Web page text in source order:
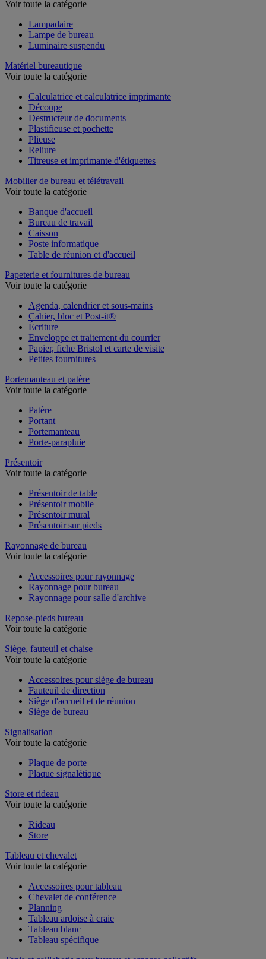
Voir toute la catégorie
Lampadaire
Lampe de bureau
Luminaire suspendu
Matériel bureautique
Voir toute la catégorie
Calculatrice et calculatrice imprimante
Découpe
Destructeur de documents
Plastifieuse et pochette
Plieuse
Reliure
Titreuse et imprimante d'étiquettes
Mobilier de bureau et télétravail
Voir toute la catégorie
Banque d'accueil
Bureau de travail
Caisson
Poste informatique
Table de réunion et d'accueil
Papeterie et fournitures de bureau
Voir toute la catégorie
Agenda, calendrier et sous-mains
Cahier, bloc et Post-it®
Écriture
Enveloppe et traitement du courrier
Papier, fiche Bristol et carte de visite
Petites fournitures
Portemanteau et patère
Voir toute la catégorie
Patère
Portant
Portemanteau
Porte-parapluie
Présentoir
Voir toute la catégorie
Présentoir de table
Présentoir mobile
Présentoir mural
Présentoir sur pieds
Rayonnage de bureau
Voir toute la catégorie
Accessoires pour rayonnage
Rayonnage pour bureau
Rayonnage pour salle d'archive
Repose-pieds bureau
Voir toute la catégorie
Siège, fauteuil et chaise
Voir toute la catégorie
Accessoires pour siège de bureau
Fauteuil de direction
Siège d'accueil et de réunion
Siège de bureau
Signalisation
Voir toute la catégorie
Plaque de porte
Plaque signalétique
Store et rideau
Voir toute la catégorie
Rideau
Store
Tableau et chevalet
Voir toute la catégorie
Accessoires pour tableau
Chevalet de conférence
Planning
Tableau ardoise à craie
Tableau blanc
Tableau spécifique